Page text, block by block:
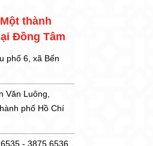
thành
Đồng Tâm
phố 6, xã Bến
Văn Luông,
phố Hồ Chí
- 3875 6536